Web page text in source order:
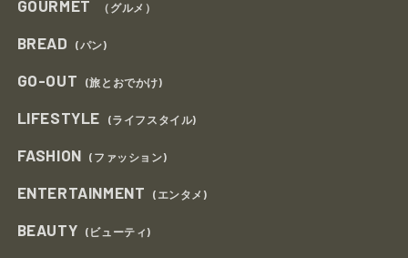
GOURMET （グルメ）
BREAD (パン)
GO-OUT (旅とおでかけ)
LIFESTYLE (ライフスタイル)
FASHION (ファッション)
ENTERTAINMENT (エンタメ)
BEAUTY (ビューティ)